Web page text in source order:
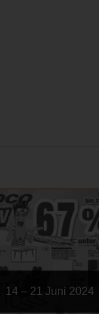
14 – 21 Juni 2024